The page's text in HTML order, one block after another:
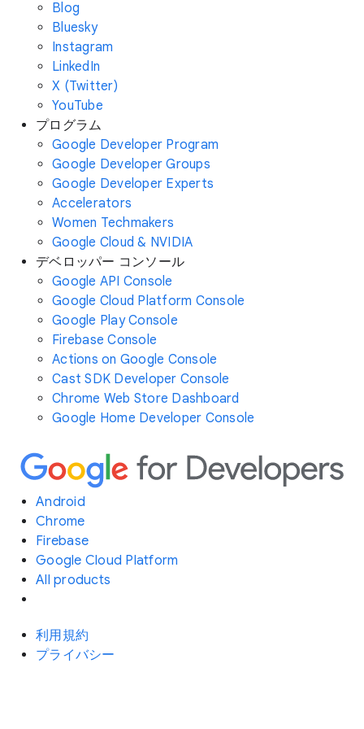
Blog
Bluesky
Instagram
LinkedIn
X (Twitter)
YouTube
プログラム
Google Developer Program
Google Developer Groups
Google Developer Experts
Accelerators
Women Techmakers
Google Cloud & NVIDIA
デベロッパー コンソール
Google API Console
Google Cloud Platform Console
Google Play Console
Firebase Console
Actions on Google Console
Cast SDK Developer Console
Chrome Web Store Dashboard
Google Home Developer Console
Android
Chrome
Firebase
Google Cloud Platform
All products
利用規約
プライバシー